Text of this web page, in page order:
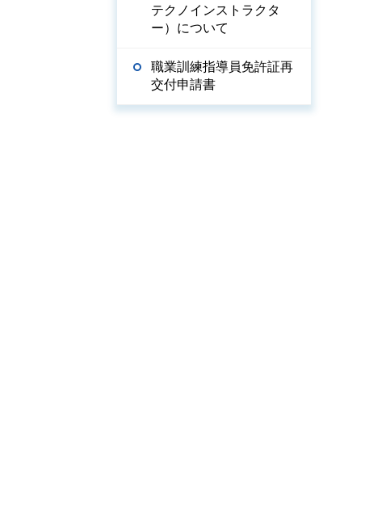
テクノインストラクタ
ー）について
職業訓練指導員免許証再
交付申請書